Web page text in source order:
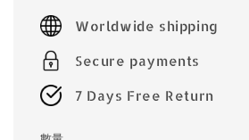
price
Worldwide shipping
Secure payments
7 Days Free Return